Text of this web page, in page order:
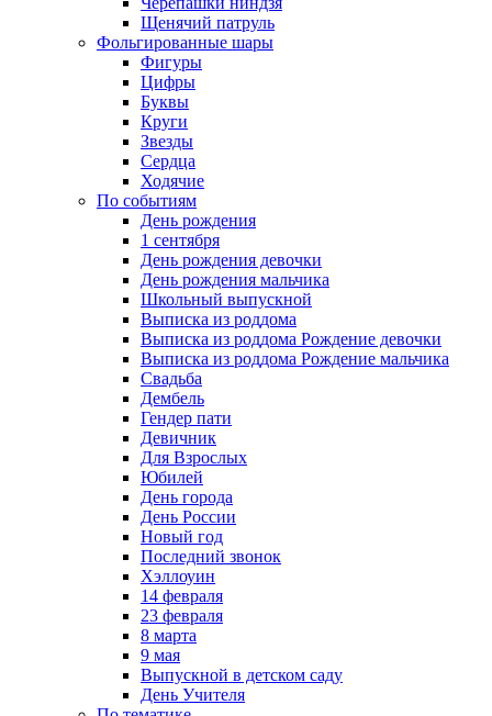
Щенячий патруль
Фольгированные шары
Фигуры
Цифры
Буквы
Круги
Звезды
Сердца
Ходячие
По событиям
День рождения
1 сентября
День рождения девочки
День рождения мальчика
Школьный выпускной
Выписка из роддома
Выписка из роддома Рождение девочки
Выписка из роддома Рождение мальчика
Свадьба
Дембель
Гендер пати
Девичник
Для Взрослых
Юбилей
День города
День России
Новый год
Последний звонок
Хэллоуин
14 февраля
23 февраля
8 марта
9 мая
Выпускной в детском саду
День Учителя